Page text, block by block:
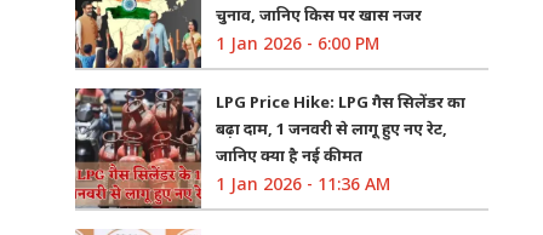
चुनाव, जानिए किस पर खास नजर
1 Jan 2026 - 6:00 PM
LPG Price Hike: LPG गैस सिलेंडर का
बढ़ा दाम, 1 जनवरी से लागू हुए नए रेट,
जानिए क्या है नई कीमत
1 Jan 2026 - 11:36 AM